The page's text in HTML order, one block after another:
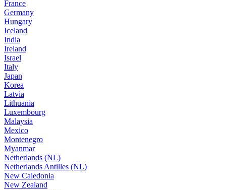
France
Germany
Hungary
Iceland
India
Ireland
Israel
Italy
Japan
Korea
Latvia
Lithuania
Luxembourg
Malaysia
Mexico
Montenegro
Myanmar
Netherlands (NL)
Netherlands Antilles (NL)
New Caledonia
New Zealand